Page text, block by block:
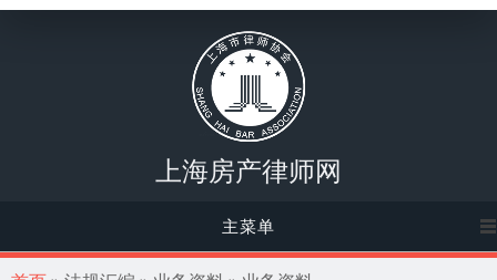
上海房产律师网
主菜单